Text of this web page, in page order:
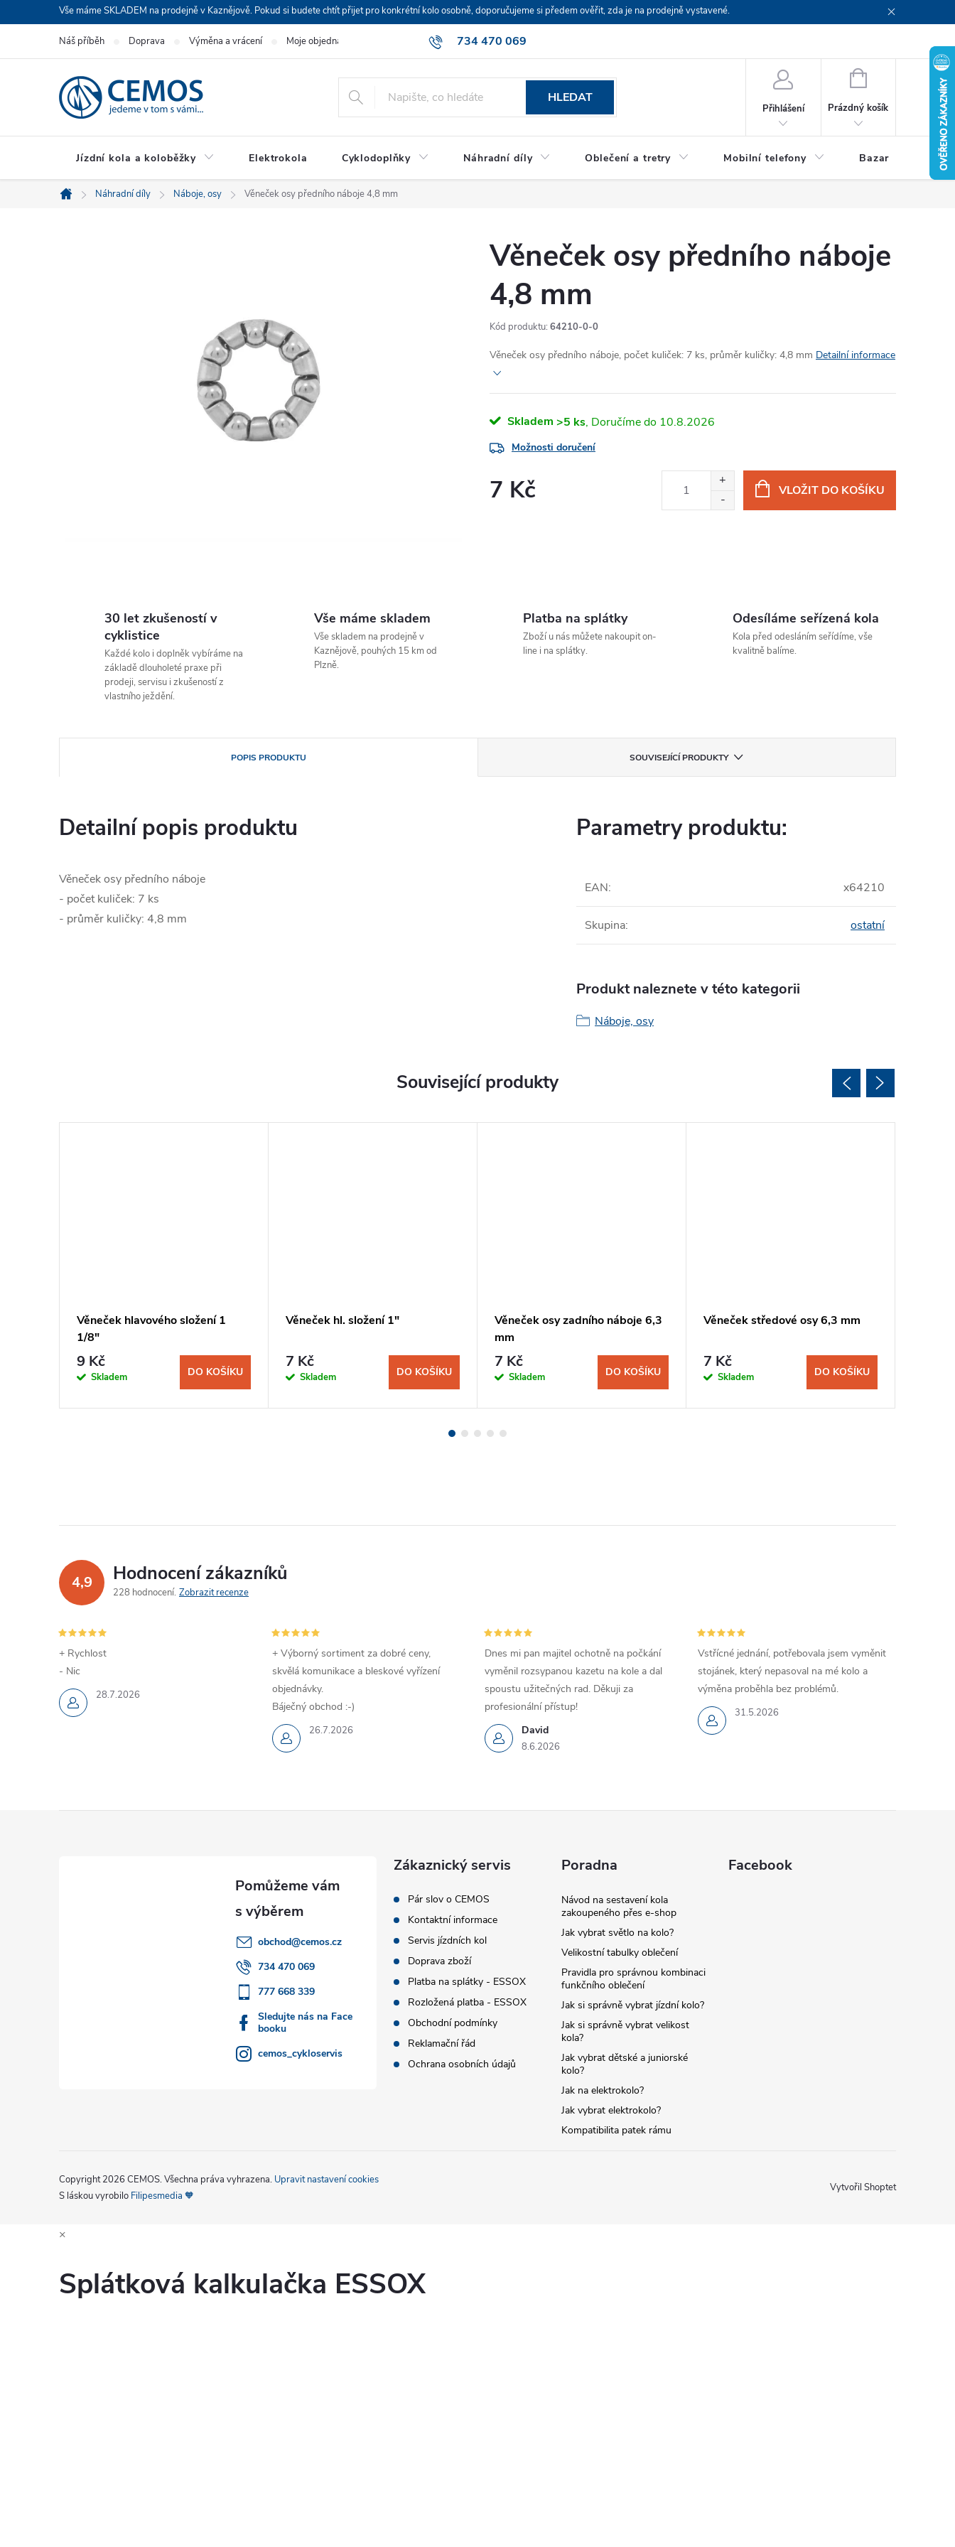
na
Vše máme SKLADEM na prodejně v Kaznějově. Pokud si budete chtít přijet pro konkrétní kolo osobně, doporučujeme si předem ověřit, zda je na prodejně vystavené.
734 470 069
Náš příběh Doprava Výměna a vrácení Moje objednávka
HLEDAT
Přihlášení
NÁKUPNÍ
Prázdný košík
Jízdní kola a koloběžky Elektrokola Cyklodoplňky Náhradní díly Oblečení a tretry Mobilní telefony Bazar Servis
Domů
Náhradní díly Náboje, osy Věneček osy předního náboje 4,8 mm
Věneček osy předního náboje
4,8 mm
Kód produktu: 64210-0-0
Věneček osy předního náboje, počet kuliček: 7 ks, průměr kuličky: 4,8 mm Detailní informace
Skladem >5 ks 10.8.2026
Možnosti doručení
7 Kč VLOŽIT DO KOŠÍKU
30 let zkušeností v
cyklistice
Každé kolo i doplněk vybíráme na
základě dlouholeté praxe při
prodeji, servisu i zkušeností z
vlastního ježdění.
Vše máme skladem
Vše skladem na prodejně v
Kaznějově, pouhých 15 km od
Plzně.
Platba na splátky
Zboží u nás můžete nakoupit on-
line i na splátky.
Odesíláme seřízená kola
Kola před odesláním seřídíme, vše
kvalitně balíme.
POPIS PRODUKTU SOUVISEJÍCÍ PRODUKTY
Detailní popis produktu
Věneček osy předního náboje
- počet kuliček: 7 ks
- průměr kuličky: 4,8 mm
Parametry produktu:
EAN: x64210
Skupina: ostatní
Produkt naleznete v této kategorii
Náboje, osy
Související produkty
Věneček hlavového složení 1
1/8"
9 Kč
Skladem DO KOŠÍKU
Věneček hl. složení 1"
7 Kč
Skladem DO KOŠÍKU
Věneček osy zadního náboje 6,3
mm
7 Kč
Skladem DO KOŠÍKU
Věneček středové osy 6,3 mm
7 Kč
Skladem DO KOŠÍKU
4,9 Hodnocení zákazníků
228 hodnocení Zobrazit recenze
28.7.2026
+ Rychlost
- Nic
26.7.2026
+ Výborný sortiment za dobré ceny,
skvělá komunikace a bleskové vyřízení
objednávky.
Báječný obchod :-)
David
8.6.2026
Dnes mi pan majitel ochotně na počkání
vyměnil rozsypanou kazetu na kole a dal
spoustu užitečných rad. Děkuji za
profesionální přístup!
31.5.2026
Vstřícné jednání, potřebovala jsem vyměnit
stojánek, který nepasoval na mé kolo a
výměna proběhla bez problémů.
obchod@cemos.cz
734 470 069
777 668 339
Sledujte nás na Face
booku
cemos_cykloservis
Zákaznický servis
Pár slov o CEMOS
Kontaktní informace
Servis jízdních kol
Doprava zboží
Platba na splátky - ESSOX
Rozložená platba - ESSOX
Obchodní podmínky
Reklamační řád
Ochrana osobních údajů
Poradna
Návod na sestavení kola
zakoupeného přes e-shop
Jak vybrat světlo na kolo?
Velikostní tabulky oblečení
Pravidla pro správnou kombinaci
funkčního oblečení
Jak si správně vybrat jízdní kolo?
Jak si správně vybrat velikost
kola?
Jak vybrat dětské a juniorské
kolo?
Jak na elektrokolo?
Jak vybrat elektrokolo?
Kompatibilita patek rámu
Facebook
Vytvořil Shoptet
Copyright 2026 CEMOS. Všechna práva vyhrazena. Upravit nastavení cookies
S láskou vyrobilo Filipesmedia 🧡
×
Splátková kalkulačka ESSOX